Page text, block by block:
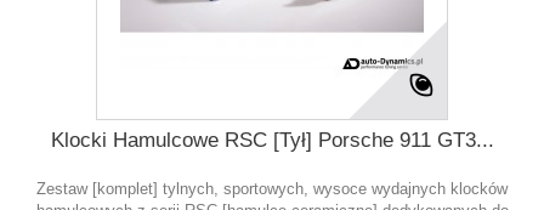
Klocki Hamulcowe RSC [Tył] Porsche 911 GT3...
Zestaw [komplet] tylnych, sportowych, wysoce wydajnych klocków